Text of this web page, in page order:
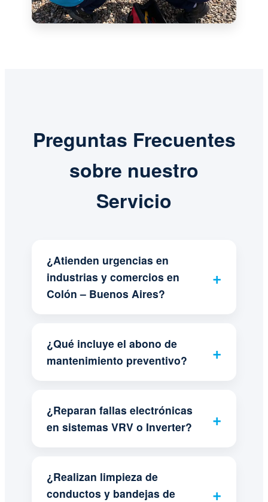
Preguntas Frecuentes
sobre nuestro
Servicio
¿Atienden urgencias en
industrias y comercios en
Colón – Buenos Aires?
¿Qué incluye el abono de
mantenimiento preventivo?
¿Reparan fallas electrónicas
en sistemas VRV o Inverter?
¿Realizan limpieza de
conductos y bandejas de